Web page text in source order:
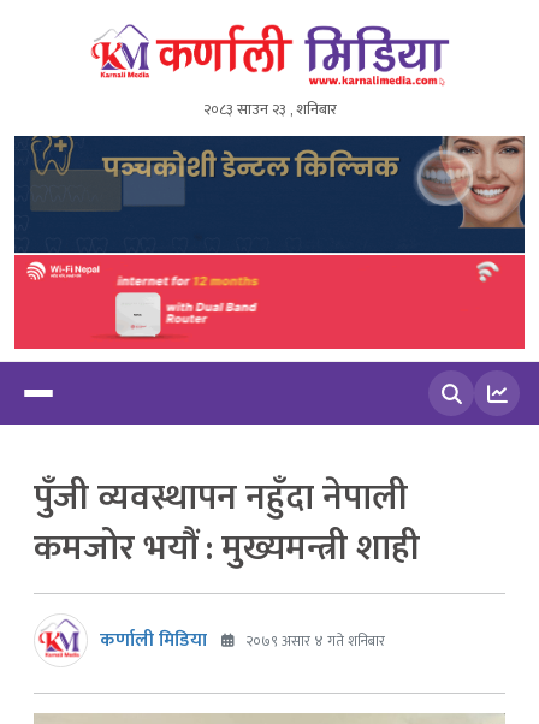
२०८३ साउन २३ , शनिबार
पुँजी व्यवस्थापन नहुँदा नेपाली
कमजोर भयौं : मुख्यमन्त्री शाही
कर्णाली मिडिया २०७९ असार ४ गते शनिबार